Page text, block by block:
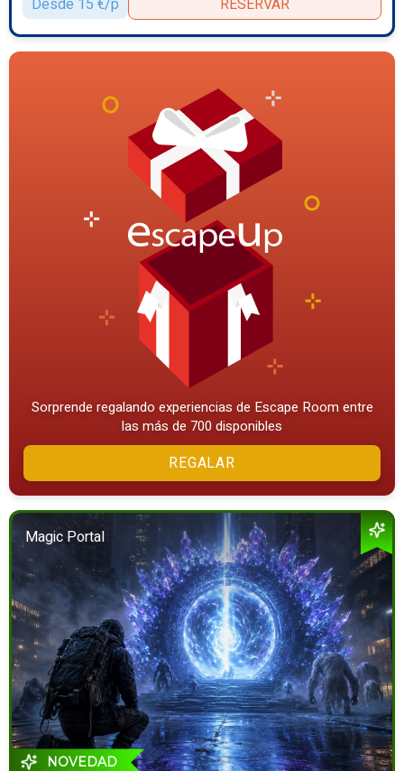
Desde 15 €/p RESERVAR
Sorprende regalando experiencias de Escape Room entre
las más de 700 disponibles
REGALAR
Magic Portal
NOVEDAD